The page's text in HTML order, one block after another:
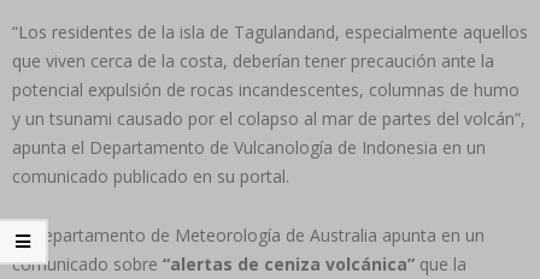
“Los residentes de la isla de Tagulandand, especialmente aquellos
que viven cerca de la costa, deberían tener precaución ante la
potencial expulsión de rocas incandescentes, columnas de humo
y un tsunami causado por el colapso al mar de partes del volcán”,
apunta el Departamento de Vulcanología de Indonesia en un
comunicado publicado en su portal.
El Departamento de Meteorología de Australia apunta en un
comunicado sobre “alertas de ceniza volcánica” que la